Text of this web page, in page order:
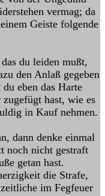
vermag; da
Geiste folgende
du leiden mußt,
den Anlaß gegeben
eben das Harte
hast, wie es
in Kauf nehmen.
dann denke einmal
noch nicht gestraft
getan hast.
die Strafe,
im Fegfeuer